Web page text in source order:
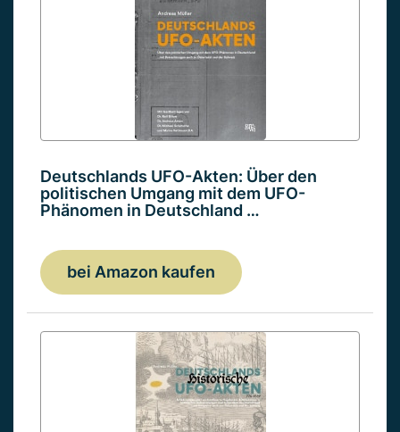
Deutschlands UFO-Akten: Über den
politischen Umgang mit dem UFO-
Phänomen in Deutschland …
bei Amazon kaufen